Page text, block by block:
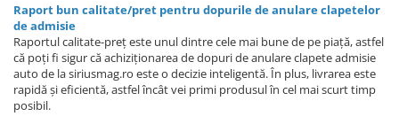
Raport bun calitate/pret pentru dopurile de anulare clapetelor
de admisie
Raportul calitate-preț este unul dintre cele mai bune de pe piață, astfel
că poți fi sigur că achiziționarea de dopuri de anulare clapete admisie
auto de la siriusmag.ro este o decizie inteligentă. În plus, livrarea este
rapidă și eficientă, astfel încât vei primi produsul în cel mai scurt timp
posibil.